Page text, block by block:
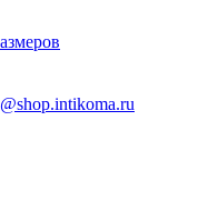
@shop.intikoma.ru